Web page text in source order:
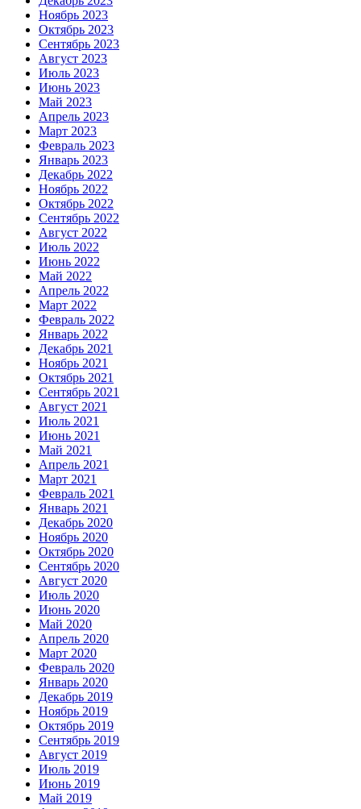
Ноябрь 2023
Октябрь 2023
Сентябрь 2023
Август 2023
Июль 2023
Июнь 2023
Май 2023
Апрель 2023
Март 2023
Февраль 2023
Январь 2023
Декабрь 2022
Ноябрь 2022
Октябрь 2022
Сентябрь 2022
Август 2022
Июль 2022
Июнь 2022
Май 2022
Апрель 2022
Март 2022
Февраль 2022
Январь 2022
Декабрь 2021
Ноябрь 2021
Октябрь 2021
Сентябрь 2021
Август 2021
Июль 2021
Июнь 2021
Май 2021
Апрель 2021
Март 2021
Февраль 2021
Январь 2021
Декабрь 2020
Ноябрь 2020
Октябрь 2020
Сентябрь 2020
Август 2020
Июль 2020
Июнь 2020
Май 2020
Апрель 2020
Март 2020
Февраль 2020
Январь 2020
Декабрь 2019
Ноябрь 2019
Октябрь 2019
Сентябрь 2019
Август 2019
Июль 2019
Июнь 2019
Май 2019